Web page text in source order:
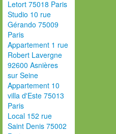
Letort 75018 Paris
Studio 10 rue
Gérando 75009
Paris
Appartement 1 rue
Robert Lavergne
92600 Asnières
sur Seine
Appartement 10
villa d'Este 75013
Paris
Local 152 rue
Saint Denis 75002